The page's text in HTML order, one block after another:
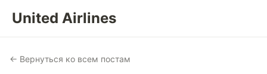
United Airlines
← Вернуться ко всем постам